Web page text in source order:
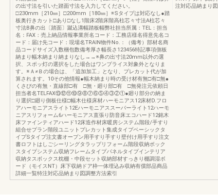
の出寸法を引いた踏面寸法を入力してください。
□230mm［210㎜］□200mm［180㎜］※Sタイプは対応なし●踏
板奥行きカット□あり□なし1階床2階床階高柱芯々寸法A柱芯々
寸法B鼻の出〔踏面〕蹴込溝幅踏板幅弊社担当所属：TEL：担当
名：FAX：売上納品情報事業所名コード：工務店様名得意先名コ
ード：届け先コード：現場名TRAIN物件No.：（備考）部材名商
品コードサイズ入数梱包数備考厚さ幅長さ123456特記事項側板
納まり幅木納まり納まりなし→→※鼻の出寸法20mm以外の選
択、スポッ灯の選択をした場合はワンプライス対象外となりま
す。※Ａ≠Ｂの場合は、「追加加工」となり、プレカット代が加
算されます。10その他情報●幅木納まり時の受け材有無□有□無●
くさびの有無・直線部□有 □無・廻り部□有 □無発注元依頼日
担当者名TELFAX⑬⑫⑪⑩⑨⑧⑦⑥⑤④③②①●廻り部分の納ま
り選択□廻り側板仕様□幅木仕様床材ハーモニアス12床材D.フロ
アハーモニアスライト12Eハーモニアススーパーライト12ハーモ
ニアスリフォーム6ハーモニアス直張り防音床エコハード12銘木
床ファインティアハード12床造作材床暖房システム階段/手すり
組合せプラン階段ユニットプレカット集成タイプベーシックタ
イプSタイプ注文書オープン用手すり手すり壁付け用手すり注文
書ロフトはしごシーリングタラップリフォーム階段収納ボック
スタイプシステム収納フレームタイプパネルタイプインテリア
収納タスボックス枕棚・中段セット収納部材すっきり棚調湿ボ
ード（モイスNT）床下収納ドア枠一体埋込み収納有償部品商品
詳細一覧特注対応品納まり図調整方法索引
注対応品納まり